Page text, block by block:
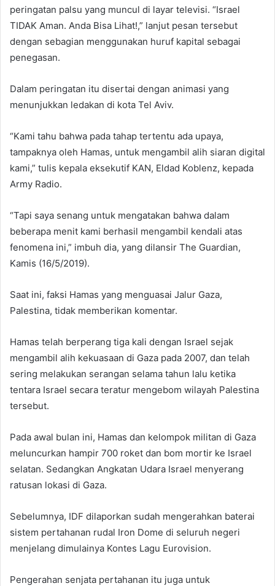
peringatan palsu yang muncul di layar televisi. “Israel
TIDAK Aman. Anda Bisa Lihat!,” lanjut pesan tersebut
dengan sebagian menggunakan huruf kapital sebagai
penegasan.
Dalam peringatan itu disertai dengan animasi yang
menunjukkan ledakan di kota Tel Aviv.
“Kami tahu bahwa pada tahap tertentu ada upaya,
tampaknya oleh Hamas, untuk mengambil alih siaran digital
kami,” tulis kepala eksekutif KAN, Eldad Koblenz, kepada
Army Radio.
“Tapi saya senang untuk mengatakan bahwa dalam
beberapa menit kami berhasil mengambil kendali atas
fenomena ini,” imbuh dia, yang dilansir The Guardian,
Kamis (16/5/2019).
Saat ini, faksi Hamas yang menguasai Jalur Gaza,
Palestina, tidak memberikan komentar.
Hamas telah berperang tiga kali dengan Israel sejak
mengambil alih kekuasaan di Gaza pada 2007, dan telah
sering melakukan serangan selama tahun lalu ketika
tentara Israel secara teratur mengebom wilayah Palestina
tersebut.
Pada awal bulan ini, Hamas dan kelompok militan di Gaza
meluncurkan hampir 700 roket dan bom mortir ke Israel
selatan. Sedangkan Angkatan Udara Israel menyerang
ratusan lokasi di Gaza.
Sebelumnya, IDF dilaporkan sudah mengerahkan baterai
sistem pertahanan rudal Iron Dome di seluruh negeri
menjelang dimulainya Kontes Lagu Eurovision.
Pengerahan senjata pertahanan itu juga untuk